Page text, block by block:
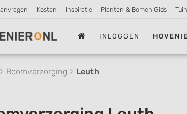
Kosten Inspiratie Planten & Bomen Gids
INLOGGEN
Boomverzorging Leuth